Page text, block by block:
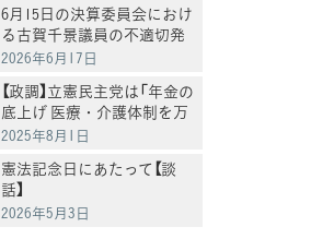
6月15日の決算委員会におけ
る古賀千景議員の不適切発
言と処分について
2026年6月17日
【政調】立憲民主党は「年金の
底上げ 医療・介護体制を万
全にする」
2025年8月1日
憲法記念日にあたって【談
話】
2026年5月3日